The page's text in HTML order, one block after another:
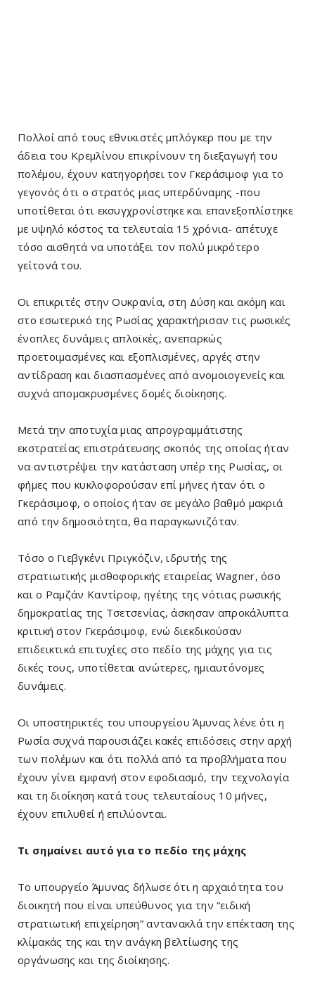
Πολλοί από τους εθνικιστές μπλόγκερ που με την
άδεια του Κρεμλίνου επικρίνουν τη διεξαγωγή του
πολέμου, έχουν κατηγορήσει τον Γκεράσιμοφ για το
γεγονός ότι ο στρατός μιας υπερδύναμης -που
υποτίθεται ότι εκσυγχρονίστηκε και επανεξοπλίστηκε
με υψηλό κόστος τα τελευταία 15 χρόνια- απέτυχε
τόσο αισθητά να υποτάξει τον πολύ μικρότερο
γείτονά του.
Οι επικριτές στην Ουκρανία, στη Δύση και ακόμη και
στο εσωτερικό της Ρωσίας χαρακτήρισαν τις ρωσικές
ένοπλες δυνάμεις απλοϊκές, ανεπαρκώς
προετοιμασμένες και εξοπλισμένες, αργές στην
αντίδραση και διασπασμένες από ανομοιογενείς και
συχνά απομακρυσμένες δομές διοίκησης.
Μετά την αποτυχία μιας απρογραμμάτιστης
εκστρατείας επιστράτευσης σκοπός της οποίας ήταν
να αντιστρέψει την κατάσταση υπέρ της Ρωσίας, οι
φήμες που κυκλοφορούσαν επί μήνες ήταν ότι ο
Γκεράσιμοφ, ο οποίος ήταν σε μεγάλο βαθμό μακριά
από την δημοσιότητα, θα παραγκωνιζόταν.
Τόσο ο Γιεβγκένι Πριγκόζιν, ιδρυτής της
στρατιωτικής μισθοφορικής εταιρείας Wagner, όσο
και ο Ραμζάν Καντίροφ, ηγέτης της νότιας ρωσικής
δημοκρατίας της Τσετσενίας, άσκησαν απροκάλυπτα
κριτική στον Γκεράσιμοφ, ενώ διεκδικούσαν
επιδεικτικά επιτυχίες στο πεδίο της μάχης για τις
δικές τους, υποτίθεται ανώτερες, ημιαυτόνομες
δυνάμεις.
Οι υποστηρικτές του υπουργείου Άμυνας λένε ότι η
Ρωσία συχνά παρουσιάζει κακές επιδόσεις στην αρχή
των πολέμων και ότι πολλά από τα προβλήματα που
έχουν γίνει εμφανή στον εφοδιασμό, την τεχνολογία
και τη διοίκηση κατά τους τελευταίους 10 μήνες,
έχουν επιλυθεί ή επιλύονται.
Τι σημαίνει αυτό για το πεδίο της μάχης
Το υπουργείο Άμυνας δήλωσε ότι η αρχαιότητα του
διοικητή που είναι υπεύθυνος για την “ειδική
στρατιωτική επιχείρηση” αντανακλά την επέκταση της
κλίμακάς της και την ανάγκη βελτίωσης της
οργάνωσης και της διοίκησης.